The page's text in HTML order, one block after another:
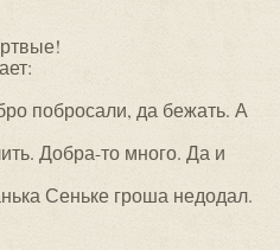
побросали, да бежать. А
Добра-то много. Да и
Сеньке гроша недодал.